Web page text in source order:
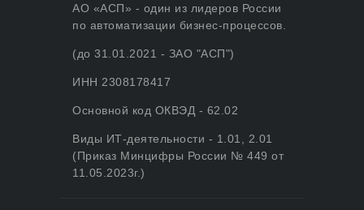
АО «АСП» - один из лидеров России
по автоматизации бизнес-процессов.
(до 31.01.2021 - ЗАО "АСП")
ИНН 2308178417
Основной код ОКВЭД - 62.02
Виды ИТ-деятельности - 1.01, 2.01
(Приказ Минцифры России № 449 от
11.05.2023г.)